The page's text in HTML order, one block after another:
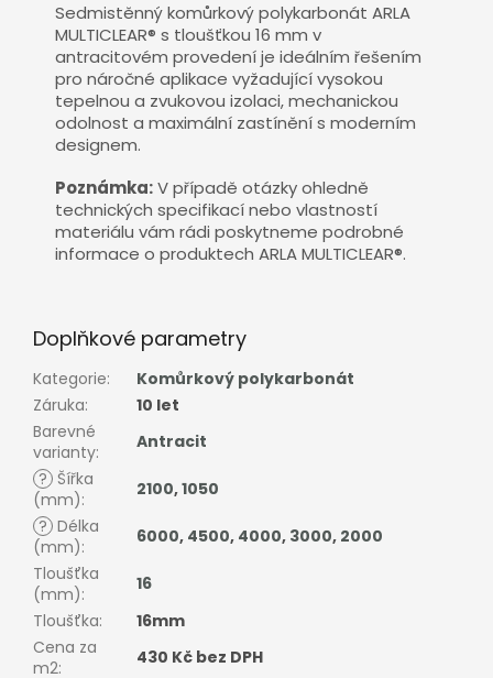
Sedmistěnný komůrkový polykarbonát ARLA
MULTICLEAR® s tloušťkou 16 mm v
antracitovém provedení je ideálním řešením
pro náročné aplikace vyžadující vysokou
tepelnou a zvukovou izolaci, mechanickou
odolnost a maximální zastínění s moderním
designem.
Poznámka:V případě otázky ohledně
technických specifikací nebo vlastností
materiálu vám rádi poskytneme podrobné
informace o produktech ARLA MULTICLEAR®.
Doplňkové parametry
Kategorie:
Komůrkový polykarbonát
Záruka:
10 let
Barevné
varianty:
Antracit
? Šířka
(mm): 2100,1050
? Délka
(mm): 6000, 4500, 4000, 3000, 2000
Tloušťka
(mm):
16
Tloušťka:
16mm
Cena za
m2:
430 Kč bez DPH